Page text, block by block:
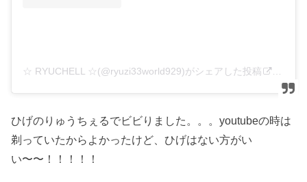
☆ RYUCHELL ☆(@ryuzi33world929)がシェアした投稿
ひげのりゅうちぇるでビビりました。。。youtubeの時は
剃っていたからよかったけど、ひげはない方がい
い〜〜！！！！！